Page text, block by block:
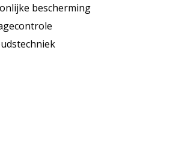
bescherming